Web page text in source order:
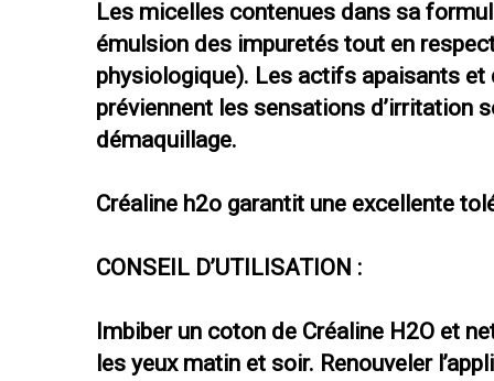
Les micelles contenues dans sa
émulsion des impuretés tout en
physiologique). Les actifs apaisants
préviennent les sensations d’irritation
démaquillage.
Créaline h2o garantit une excellente
CONSEIL D’UTILISATION :
Imbiber un coton de Créaline H2O et
les yeux matin et soir. Renouveler